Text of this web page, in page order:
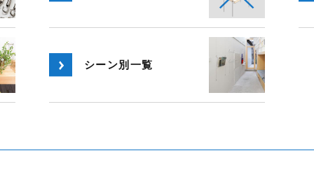
シーン別一覧